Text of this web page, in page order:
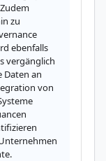
zu
ebenfalls
vergänglich
Daten an
von